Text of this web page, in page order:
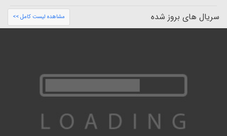
سریال های بروز شده مشاهده لیست کامل >>